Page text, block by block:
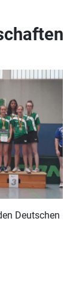
Deutschen